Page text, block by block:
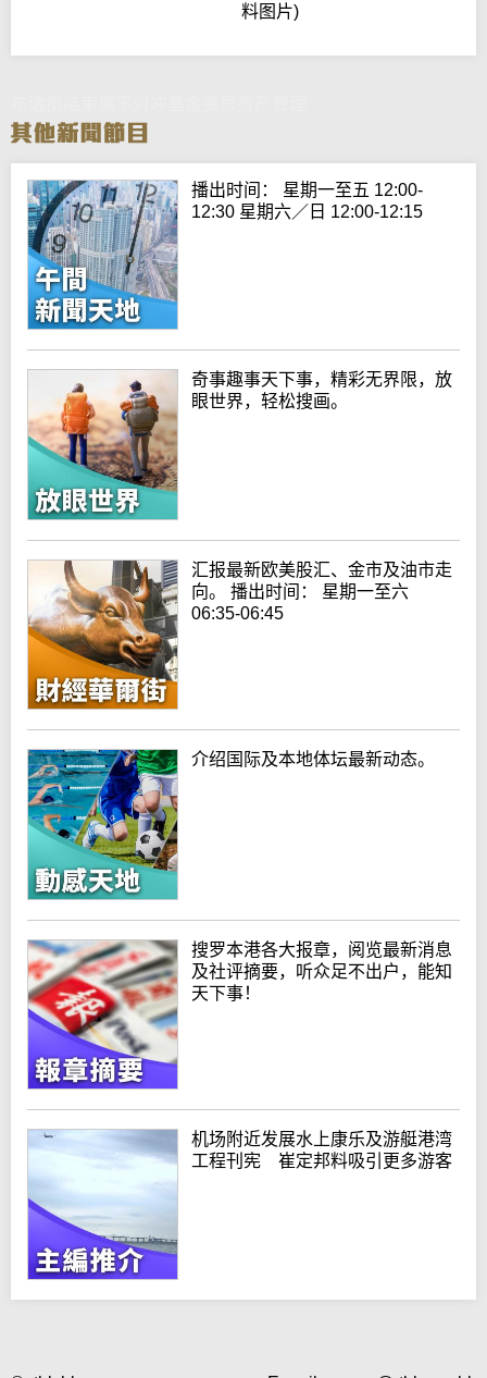
料图片)
播出时间： 星期一至五 12:00-
12:30 星期六／日 12:00-12:15
奇事趣事天下事，精彩无界限，放
眼世界，轻松搜画。
汇报最新欧美股汇、金市及油市走
向。 播出时间： 星期一至六
06:35-06:45
介绍国际及本地体坛最新动态。
搜罗本港各大报章，阅览最新消息
及社评摘要，听众足不出户，能知
天下事！
机场附近发展水上康乐及游艇港湾
工程刊宪 崔定邦料吸引更多游客